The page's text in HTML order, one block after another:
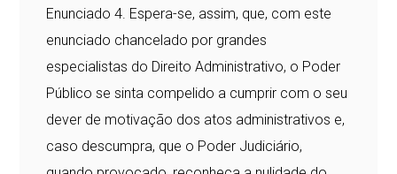
Enunciado 4. Espera-se, assim, que, com este
enunciado chancelado por grandes
especialistas do Direito Administrativo, o Poder
Público se sinta compelido a cumprir com o seu
dever de motivação dos atos administrativos e,
caso descumpra, que o Poder Judiciário,